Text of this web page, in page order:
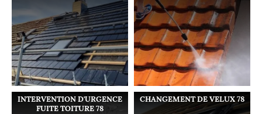
INTERVENTION D'URGENCE
FUITE TOITURE 78
CHANGEMENT DE VELUX 78